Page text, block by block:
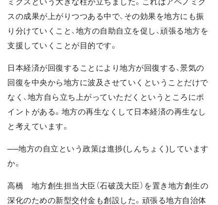
ミクスという大きな柱が立ちました。これはアベノミク
スの成果が上がりつつある中で、その効果を地方にも振
り分けていくこと、地方の自助自立を促し、頑張る地方を
支援していくことが目的です。
日本経済が回復することにより地方が回復する、景気の
回復を中央から地方に波及させていくということだけで
なく、地方自ら立ち上がっていただくというところにポ
イントがある。地方の再生なくして日本経済の再生なし
と考えています。
──地方の自立という政策は進捗(しんちょく)しています
か。
高橋 地方創生担当大臣（石破茂大臣）を置き地方創生の
深化のための新型交付金も創設した。頑張る地方自治体